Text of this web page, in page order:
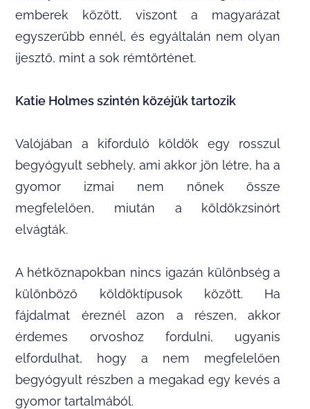
emberek között, viszont a magyarázat
egyszerűbb ennél, és egyáltalán nem olyan
ijesztő, mint a sok rémtörténet.
Katie Holmes szintén közéjük tartozik
Valójában a kiforduló köldök egy rosszul
begyógyult sebhely, ami akkor jön létre, ha a
gyomor izmai nem nőnek össze
megfelelően, miután a köldökzsinórt
elvágták.
A hétköznapokban nincs igazán különbség a
különböző köldöktípusok között. Ha
fájdalmat éreznél azon a részen, akkor
érdemes orvoshoz fordulni, ugyanis
elfordulhat, hogy a nem megfelelően
begyógyult részben a megakad egy kevés a
gyomor tartalmából.